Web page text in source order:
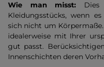
Wie man misst:
Kleidungsstücks, wenn
sich nicht um
idealerweise mit Ihrer
gut passt.
Innenschichten deren